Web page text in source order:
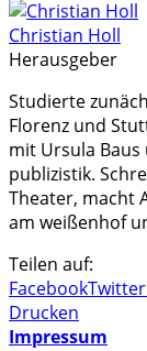
Christian Holl
Herausgeber
Studierte
Florenz und
mit Ursula Baus
publizistik.
Theater, macht
am weißenhof
Teilen auf:
FacebookTwitter
Drucken
Impressum